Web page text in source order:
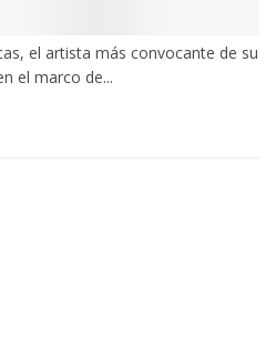
el artista más convocante de su
el marco de...